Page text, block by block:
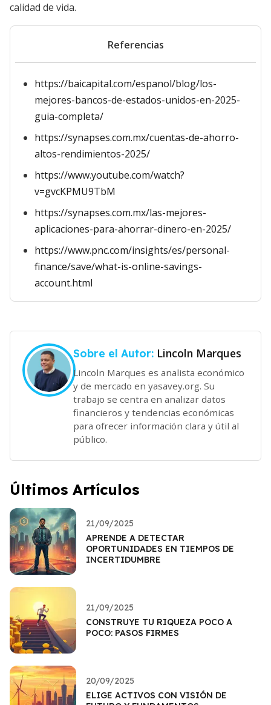
calidad de vida.
Referencias
https://baicapital.com/espanol/blog/los-
mejores-bancos-de-estados-unidos-en-2025-
guia-completa/
https://synapses.com.mx/cuentas-de-ahorro-
altos-rendimientos-2025/
https://www.youtube.com/watch?
v=gvcKPMU9TbM
https://synapses.com.mx/las-mejores-
aplicaciones-para-ahorrar-dinero-en-2025/
https://www.pnc.com/insights/es/personal-
finance/save/what-is-online-savings-
account.html
Sobre el Autor: Lincoln Marques
Lincoln Marques es analista económico
y de mercado en yasavey.org. Su
trabajo se centra en analizar datos
financieros y tendencias económicas
para ofrecer información clara y útil al
público.
Últimos Artículos
21/09/2025
APRENDE A DETECTAR
OPORTUNIDADES EN TIEMPOS DE
INCERTIDUMBRE
21/09/2025
CONSTRUYE TU RIQUEZA POCO A
POCO: PASOS FIRMES
20/09/2025
ELIGE ACTIVOS CON VISIÓN DE